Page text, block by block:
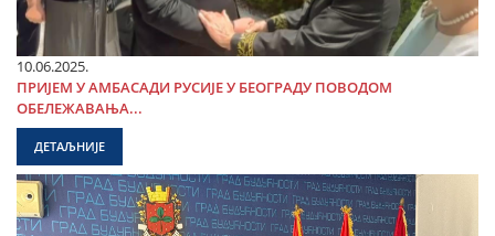
10.06.2025.
ПРИЈЕМ У АМБАСАДИ РУСИЈЕ У БЕОГРАДУ ПОВОДОМ
ОБЕЛЕЖАВАЊА...
ДЕТАЉНИЈЕ